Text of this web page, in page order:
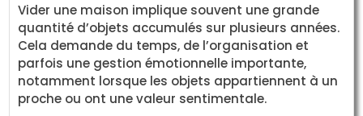
Vider une maison implique souvent une grande
quantité d’objets accumulés sur plusieurs années.
Cela demande du temps, de l’organisation et
parfois une gestion émotionnelle importante,
notamment lorsque les objets appartiennent à un
proche ou ont une valeur sentimentale.